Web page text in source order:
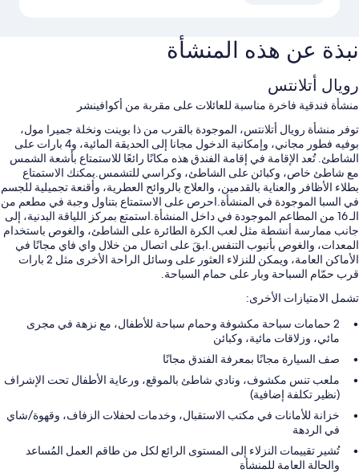
نبذة عن هذه المنشأة
رويال أتلانتس
منشأة فندقية فاخرة مناسبة للعائلات على مقربة من أكوافينشر
توفر منشأة رويال أتلانتس، الموجودة بالقرب من ذا بوينت ونخلة جميرا مول،
بوفيه فطور مجاني، وإمكانية الدخول مجانا إلى الحديقة المائية، و4 بارات على
الشاطئ. تُعد الإقامة في إقامة الفندق هذه مكانًا رائعًا للاستمتاع بأشعة الشمس
مع شاطئ خاص، وكبائن على الشاطئ، وكراسي للتشمس.يمكنك الاستمتاع
بطلاء الأظافر والعناية بالقدمين، والعلاج بالروائح العطرية، وأقنعة تجميلية للجسم
في السبا الموجودة في المنشأة.احرص على الاستمتاع بتناول وجبة في مطعم من
الـ 16 من المطاعم الموجودة في داخل المنشأة.استمتع بمركز اللياقة البدنية، إلى
جانب ممارسة أنشطة مثل لعب الكرة الطائرة على الشاطئ، والغوص باستخدام
المعدات، والغوص بأنبوب التنفس.ابقَ على اتصال من خلال واي فاي مجانًا في
الأماكن العامة، ويمكن للنزلاء العثور على وسائل الراحة الأخرى مثل 2 بارات
قرب حمّام السباحة وبار على حمام السباحة.
تشمل الامتيازات الأخرى:
2 حمامات سباحة مكشوفة وحمام سباحة للأطفال، مع نزهة في مجرى
مائي، وزلاقات مائية، وكبائن
صف السيارة مجانًا بمعرفة الفندق مجانًا
ملعب تنس مكشوف، ونادي شاطئ بالموقع، ورعاية الأطفال تحت الإشراف
(نظير تكلفة إضافية)
خزانة للأمانات في مكتب الاستقبال، وخدمات لحفلات الزفاف، وقهوة/شاي
في الردهة
تُشير تقييمات النزلاء إلى المستوى الرائع لكل من طاقم العمل المُساعد
والحالة العامة للمنشأة